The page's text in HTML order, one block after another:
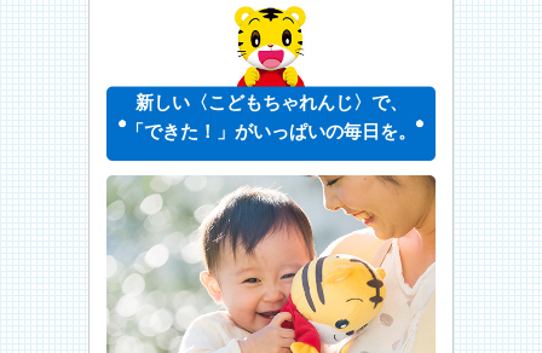
新しい〈こどもちゃれんじ〉で、
「できた！」がいっぱいの毎日を。